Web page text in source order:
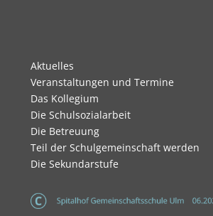
Navigation
überspringen
Aktuelles
Veranstaltungen und Termine
Das Kollegium
Die Schulsozialarbeit
Die Betreuung
Teil der Schulgemeinschaft werden
Die Sekundarstufe